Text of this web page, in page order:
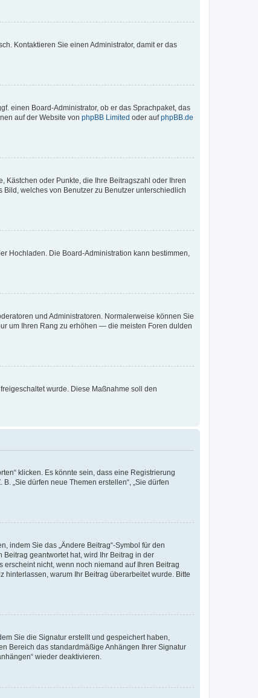
Kontaktieren Sie einen Administrator, damit er das
einen Board-Administrator, ob er das Sprachpaket, das
auf der Website von phpBB Limited oder aufphpBB.de
Kästchen oder Punkte, die Ihre Beitragszahl oder Ihren
welches von Benutzer zu Benutzer unterschiedlich
Hochladen. Die Board-Administration kann bestimmen,
und Administratoren. Normalerweise können Sie
um Ihren Rang zu erhöhen — die meisten Foren dulden
wurde. Diese Maßnahme soll den
klicken. Es könnte sein, dass eine Registrierung
„Sie dürfen neue Themen erstellen“, „Sie dürfen
indem Sie das „Ändere Beitrag“-Symbol für den
geantwortet hat, wird Ihr Beitrag in der
nicht, wenn noch niemand auf Ihren Beitrag
warum Ihr Beitrag überarbeitet wurde. Bitte
Sie die Signatur erstellt und gespeichert haben,
Bereich das standardmäßige Anhängen Ihrer Signatur
wieder deaktivieren.